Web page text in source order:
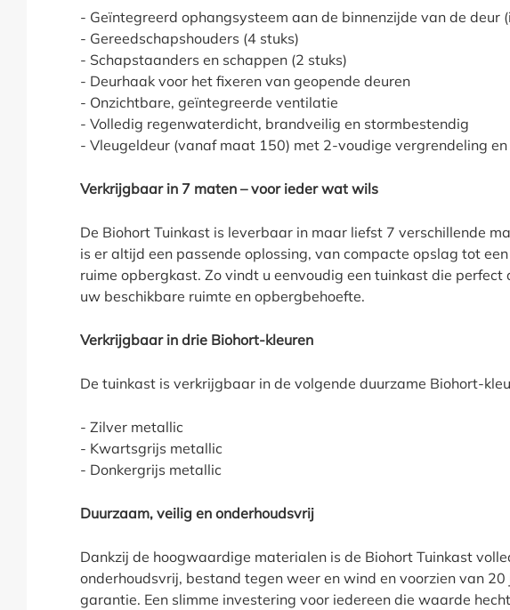
- Geïntegreerd ophangsysteem aan de binnenzijde van de deur
- Gereedschapshouders (4 stuks)
- Schapstaanders en schappen (2 stuks)
- Deurhaak voor het fixeren van geopende deuren
- Onzichtbare, geïntegreerde ventilatie
- Volledig regenwaterdicht, brandveilig en stormbestendig
- Vleugeldeur (vanaf maat 150) met 2-voudige vergrendeling
Verkrijgbaar in 7 maten – voor ieder wat wils
De Biohort Tuinkast is leverbaar in maar liefst 7 verschillende
is er altijd een passende oplossing, van compacte opslag tot
ruime opbergkast. Zo vindt u eenvoudig een tuinkast die perfect
uw beschikbare ruimte en opbergbehoefte.
Verkrijgbaar in drie Biohort-kleuren
De tuinkast is verkrijgbaar in de volgende duurzame Biohort-
- Zilver metallic
- Kwartsgrijs metallic
- Donkergrijs metallic
Duurzaam, veilig en onderhoudsvrij
Dankzij de hoogwaardige materialen is de Biohort Tuinkast
onderhoudsvrij, bestand tegen weer en wind en voorzien van 20
garantie. Een slimme investering voor iedereen die waarde